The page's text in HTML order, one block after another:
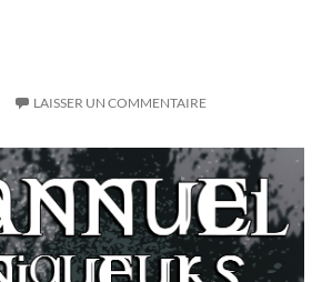
LAISSER UN COMMENTAIRE